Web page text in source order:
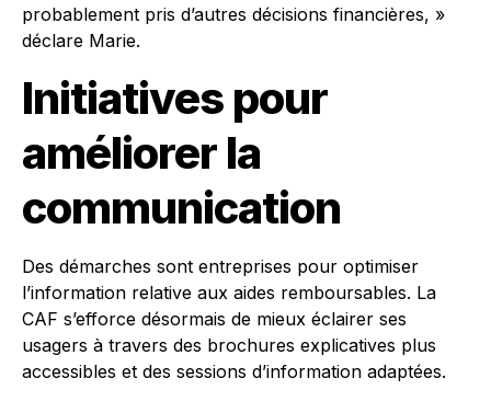
probablement pris d’autres décisions financières, »
déclare Marie.
Initiatives pour
améliorer la
communication
Des démarches sont entreprises pour optimiser
l’information relative aux aides remboursables. La
CAF s’efforce désormais de mieux éclairer ses
usagers à travers des brochures explicatives plus
accessibles et des sessions d’information adaptées.